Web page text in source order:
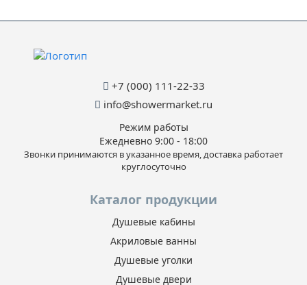
+7 (000) 111-22-33
info@showermarket.ru
Режим работы
Ежедневно 9:00 - 18:00
Звонки принимаются в указанное время, доставка работает
круглосуточно
Каталог продукции
Душевые кабины
Акриловые ванны
Душевые уголки
Душевые двери